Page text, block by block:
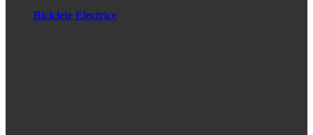
Biciclete Electrice